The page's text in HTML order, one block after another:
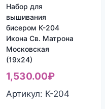
Набор для
вышивания
бисером К-204
Икона Св. Матрона
Московская
(19х24)
1,530.00₽
Артикул: К-204